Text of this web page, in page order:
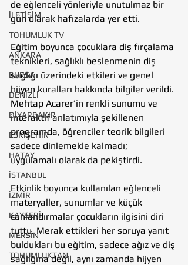
İLETİŞİM
TOHUMLUK TV
ANKARA
BURSA
DENİZLİ
DİYARBAKIR
ESKİŞEHİR
HATAY
İSTANBUL
İZMİR
KAYSERİ
MERSİN
TOHUMLUKTAN
de eğlenceli yönleriyle unutulmaz bir
gün olarak hafızalarda yer etti.
Eğitim boyunca çocuklara diş fırçalama
teknikleri, sağlıklı beslenmenin diş
sağlığı üzerindeki etkileri ve genel
hijyen kuralları hakkında bilgiler verildi.
Mehtap Acarer’in renkli sunumu ve
interaktif anlatımıyla şekillenen
programda, öğrenciler teorik bilgileri
sadece dinlemekle kalmadı;
uygulamalı olarak da pekiştirdi.
Etkinlik boyunca kullanılan eğlenceli
materyaller, sunumlar ve küçük
canlandırmalar çocukların ilgisini diri
tuttu. Merak ettikleri her soruya yanıt
buldukları bu eğitim, sadece ağız ve diş
sağlığına değil, aynı zamanda hijyen